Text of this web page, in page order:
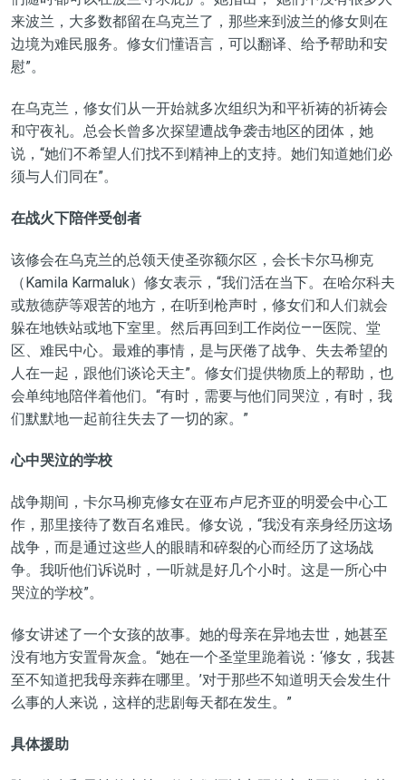
来波兰，大多数都留在乌克兰了，那些来到波兰的修女则在
边境为难民服务。修女们懂语言，可以翻译、给予帮助和安
慰”。
在乌克兰，修女们从一开始就多次组织为和平祈祷的祈祷会
和守夜礼。总会长曾多次探望遭战争袭击地区的团体，她
说，“她们不希望人们找不到精神上的支持。她们知道她们必
须与人们同在”。
在战火下陪伴受创者
该修会在乌克兰的总领天使圣弥额尔区，会长卡尔马柳克
（Kamila Karmaluk）修女表示，“我们活在当下。在哈尔科夫
或敖德萨等艰苦的地方，在听到枪声时，修女们和人们就会
躲在地铁站或地下室里。然后再回到工作岗位——医院、堂
区、难民中心。最难的事情，是与厌倦了战争、失去希望的
人在一起，跟他们谈论天主”。修女们提供物质上的帮助，也
会单纯地陪伴着他们。“有时，需要与他们同哭泣，有时，我
们默默地一起前往失去了一切的家。”
心中哭泣的学校
战争期间，卡尔马柳克修女在亚布卢尼齐亚的明爱会中心工
作，那里接待了数百名难民。修女说，“我没有亲身经历这场
战争，而是通过这些人的眼睛和碎裂的心而经历了这场战
争。我听他们诉说时，一听就是好几个小时。这是一所心中
哭泣的学校”。
修女讲述了一个女孩的故事。她的母亲在异地去世，她甚至
没有地方安置骨灰盒。“她在一个圣堂里跪着说：‘修女，我甚
至不知道把我母亲葬在哪里。’对于那些不知道明天会发生什
么事的人来说，这样的悲剧每天都在发生。”
具体援助